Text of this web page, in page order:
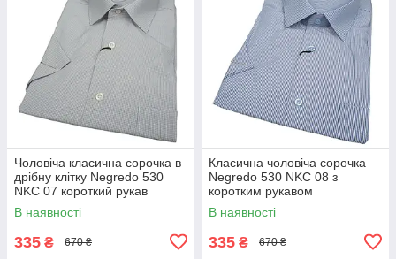
Чоловіча класична сорочка в
дрібну клітку Negredo 530
NKC 07 короткий рукав
В наявності
335 ₴ 670 ₴
Класична чоловіча сорочка
Negredo 530 NKC 08 з
коротким рукавом
В наявності
335 ₴ 670 ₴